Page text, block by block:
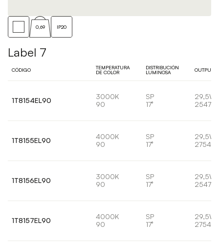
0,69 IP20
Label 7
CÓDIGO
TEMPERATURA
DE COLOR
DISTRIBUCIÓN
LUMINOSA
OUTPUT
1T8154EL90
3000K
90
SP
17°
29,5W
2547lm
1T8155EL90
4000K
90
SP
17°
29,5W
2754lm
1T8156EL90
3000K
90
SP
17°
29,5W
2547lm
1T8157EL90
4000K
90
SP
17°
29,5W
2754lm